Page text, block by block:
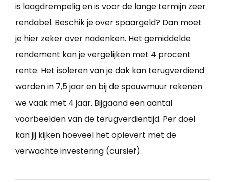
is laagdrempelig en is voor de lange termijn zeer
rendabel. Beschik je over spaargeld? Dan moet
je hier zeker over nadenken. Het gemiddelde
rendement kan je vergelijken met 4 procent
rente. Het isoleren van je dak kan terugverdiend
worden in 7,5 jaar en bij de spouwmuur rekenen
we vaak met 4 jaar. Bijgaand een aantal
voorbeelden van de terugverdientijd. Per doel
kan jij kijken hoeveel het oplevert met de
verwachte investering (cursief).